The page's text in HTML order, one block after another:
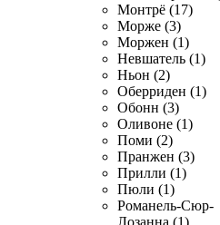
Монтрё (17)
Морже (3)
Моржен (1)
Невшатель (1)
Ньон (2)
Оберриден (1)
Обонн (3)
Оливоне (1)
Поми (2)
Пранжен (3)
Прилли (1)
Пюли (1)
Романель-Сюр-
Лозанна (1)